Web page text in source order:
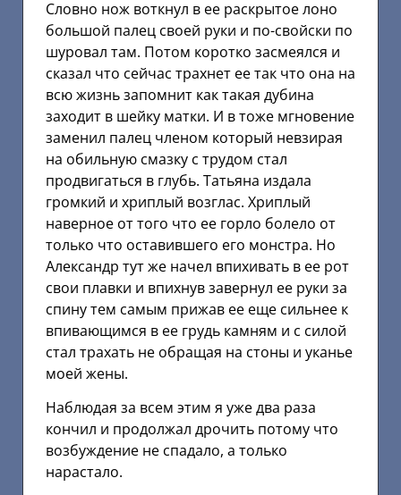
Словно нож воткнул в ее раскрытое лоно
большой палец своей руки и по-свойски по
шуровал там. Потом коротко засмеялся и
сказал что сейчас трахнет ее так что она на
всю жизнь запомнит как такая дубина
заходит в шейку матки. И в тоже мгновение
заменил палец членом который невзирая
на обильную смазку с трудом стал
продвигаться в глубь. Татьяна издала
громкий и хриплый возглас. Хриплый
наверное от того что ее горло болело от
только что оставившего его монстра. Но
Александр тут же начел впихивать в ее рот
свои плавки и впихнув завернул ее руки за
спину тем самым прижав ее еще сильнее к
впивающимся в ее грудь камням и с силой
стал трахать не обращая на стоны и уканье
моей жены.
Наблюдая за всем этим я уже два раза
кончил и продолжал дрочить потому что
возбуждение не спадало, а только
нарастало.